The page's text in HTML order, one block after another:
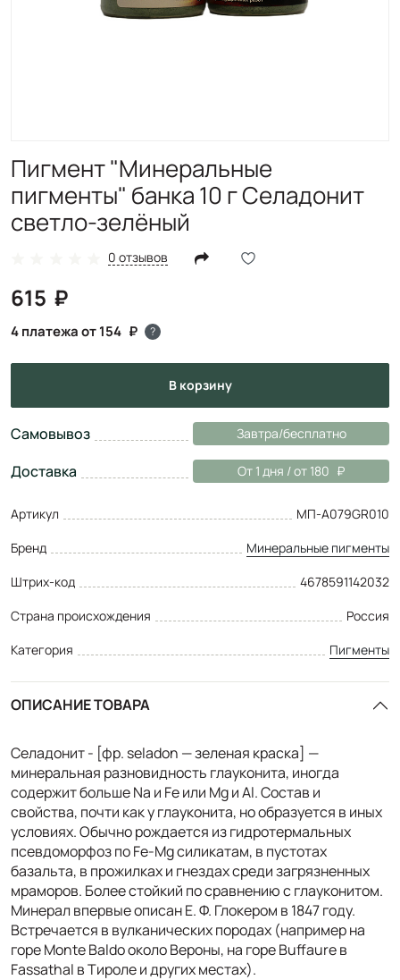
Пигмент "Минеральные
пигменты" банка 10 г Селадонит
светло-зелёный
0 отзывов
615
4 платежа от 154 ?
в корзину
Самовывоз Завтра/бесплатно
Доставка От 1 дня / от 180
Артикул
МП-A079GR010
Бренд
Минеральные пигменты
Штрих-код
4678591142032
Страна происхождения
Россия
Категория
Пигменты
ОПИСАНИЕ ТОВАРА
Селадонит - [фр. seladon — зеленая краска] —
минеральная разновидность глауконита, иногда
содержит больше Na и Fe или Mg и Аl. Состав и
свойства, почти как у глауконита, но образуется в иных
условиях. Обычно рождается из гидротермальных
псевдоморфоз по Fe-Mg силикатам, в пустотах
базальта, в прожилках и гнездах среди загрязненных
мраморов. Более стойкий по сравнению с глауконитом.
Минерал впервые описан Е. Ф. Глокером в 1847 году.
Встречается в вулканических породах (например на
горе Monte Baldo около Вероны, на горе Buffaure в
Fassathal в Тироле и других местах).